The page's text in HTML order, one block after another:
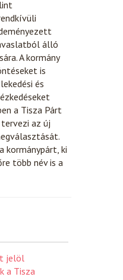
álló
A kormány
is
és
a Tisza Párt
az új
kormánypárt, ki
több név is a
jelöl
a Tisza